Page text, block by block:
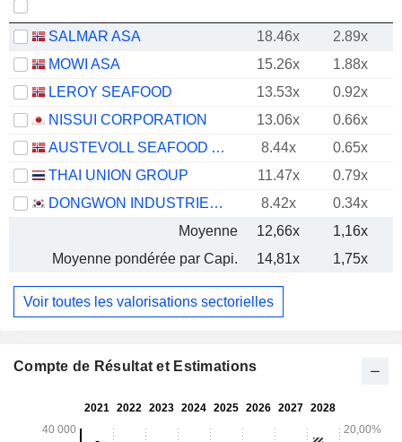
SALMAR ASA 18.46x
2.89x
MOWI ASA
15.26x
1.88x
LEROY SEAFOOD
13.53x
0.92x
NISSUI CORPORATION
13.06x
0.66x
AUSTEVOLL SEAFOOD ASA
8.44x
0.65x
THAI UNION GROUP
11.47x
0.79x
DONGWON INDUSTRIES CO., LTD.
8.42x
0.34x
Moyenne
12,66x
1,16x
Moyenne pondérée par Capi.
14,81x 1,75x
Voir toutes les valorisations sectorielles
Compte de Résultat et Estimations